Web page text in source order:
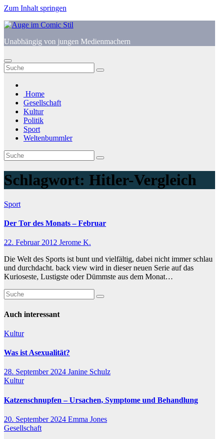
Zum Inhalt springen
Unabhängig von jungen Medienmachern
Home
Gesellschaft
Kultur
Politik
Sport
Weltenbummler
Schlagwort: Hitler-Vergleich
Sport
Der Tor des Monats – Februar
22. Februar 2012 Jerome K.
Die Welt des Sports ist bunt und vielfältig, dabei nicht immer schlau
und durchdacht. back view wird in dieser neuen Serie auf das
Kurioseste, Lustigste oder Dümmste aus dem Monat…
Auch interessant
Kultur
Was ist Asexualität?
28. September 2024 Janine Schulz
Kultur
Katzenschnupfen – Ursachen, Symptome und Behandlung
20. September 2024 Emma Jones
Gesellschaft